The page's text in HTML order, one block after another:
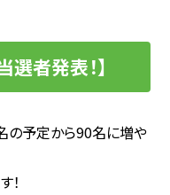
選者発表！】
の予定から90名に増や
！